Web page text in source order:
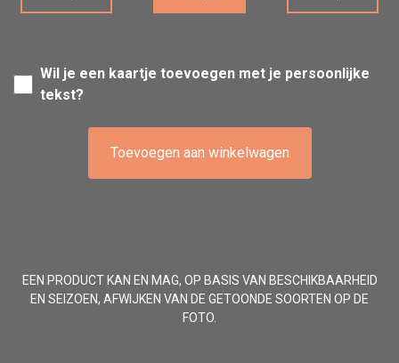
Wil je een kaartje toevoegen met je persoonlijke
tekst?
Toevoegen aan winkelwagen
EEN PRODUCT KAN EN MAG, OP BASIS VAN BESCHIKBAARHEID
EN SEIZOEN, AFWIJKEN VAN DE GETOONDE SOORTEN OP DE
FOTO.